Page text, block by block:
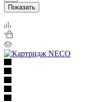
Показать